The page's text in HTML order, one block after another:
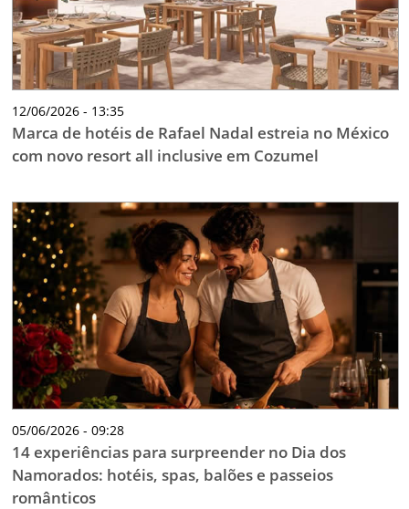
12/06/2026 - 13:35
Marca de hotéis de Rafael Nadal estreia no México
com novo resort all inclusive em Cozumel
05/06/2026 - 09:28
14 experiências para surpreender no Dia dos
Namorados: hotéis, spas, balões e passeios
românticos